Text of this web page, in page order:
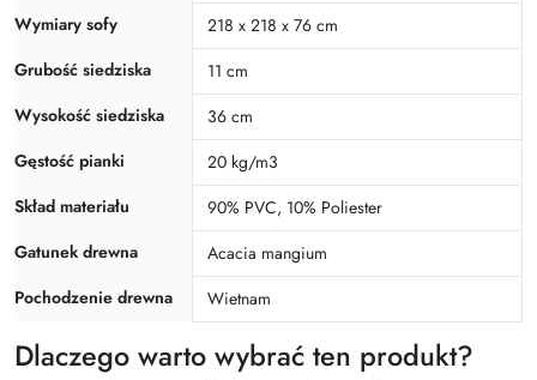
Wymiary sofy
218 x 218 x 76 cm
Grubość siedziska
11 cm
Wysokość siedziska
36 cm
Gęstość pianki
20 kg/m3
Skład materiału
90% PVC, 10% Poliester
Gatunek drewna
Acacia mangium
Pochodzenie drewna
Wietnam
Dlaczego warto wybrać ten produkt?